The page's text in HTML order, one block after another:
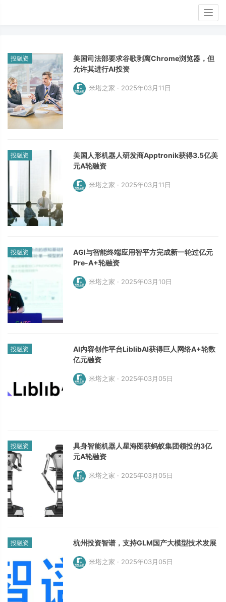
投融资
美国司法部要求谷歌剥离Chrome浏览器，但
允许其进行AI投资
米塔之家 · 2025年03月11日
投融资
美国人形机器人研发商Apptronik获得3.5亿美
元A轮融资
米塔之家 · 2025年03月11日
投融资
AGI与智能终端应用智平方完成新一轮过亿元
Pre-A+轮融资
米塔之家 · 2025年03月10日
投融资
AI内容创作平台LiblibAI获得巨人网络A+轮数
亿元融资
米塔之家 · 2025年03月05日
投融资
具身智能机器人星海图获蚂蚁集团领投的3亿
元A轮融资
米塔之家 · 2025年03月05日
投融资 杭州投资智谱，支持GLM国产大模型技术发展
米塔之家 · 2025年03月05日